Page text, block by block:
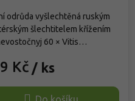
Kč / ks
odrůda vyšlechtěná ruským
šlechtitelem křížením
60 × Vitis
zelené. Hrozny
tmavě modré až